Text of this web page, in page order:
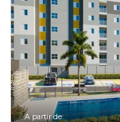
A partir de: